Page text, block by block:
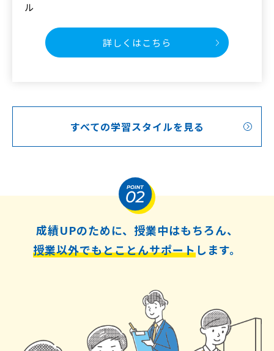
ル
詳しくはこちら
すべての学習スタイルを見る
成績UPのために、授業中はもちろん、
授業以外でもとことんサポートします。